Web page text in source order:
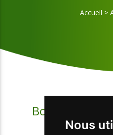
Nous
Accueil >
Bonne fête à